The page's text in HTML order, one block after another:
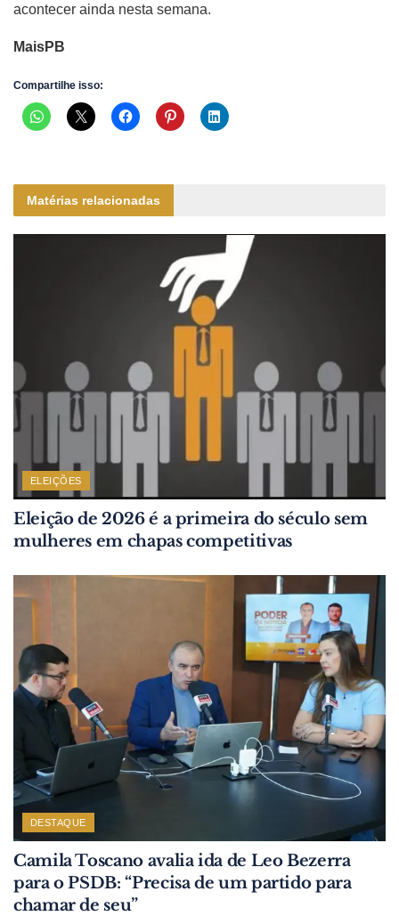
acontecer ainda nesta semana.
MaisPB
Compartilhe isso:
Matérias relacionadas
ELEIÇÕES
Eleição de 2026 é a primeira do século sem
mulheres em chapas competitivas
DESTAQUE
Camila Toscano avalia ida de Leo Bezerra
para o PSDB: “Precisa de um partido para
chamar de seu”